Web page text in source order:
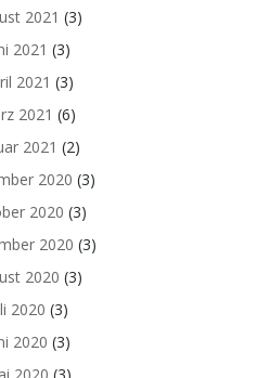
2021 (3)
2021 (3)
2021 (3)
2021 (6)
2021 (2)
2020 (3)
2020 (3)
2020 (3)
2020 (3)
2020 (3)
2020 (3)
2020 (3)